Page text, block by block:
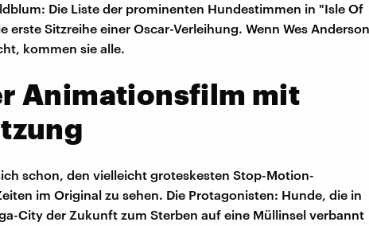
Die Liste der prominenten Hundestimmen in "Isle Of
erste Sitzreihe einer Oscar-Verleihung. Wenn Wes Anderson
kommen sie alle.
Animationsfilm mit
schon, den vielleicht groteskesten Stop-Motion-
im Original zu sehen. Die Protagonisten: Hunde, die in
City der Zukunft zum Sterben auf eine Müllinsel verbannt